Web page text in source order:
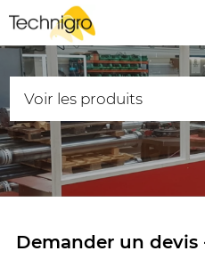
Demander un devis